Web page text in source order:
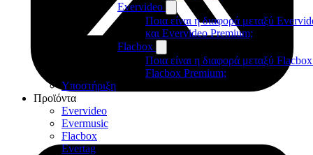
Evervideo
Ποια είναι η διαφορά μεταξύ
και Evervideo Premium;
Flacbox
Ποια είναι η διαφορά μεταξύ Flacbox
Flacbox Premium;
Υποστήριξη
Προϊόντα
Evervideo
Evermusic
Flacbox
Evertag